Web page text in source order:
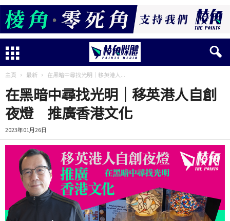
主頁 最新 在黑暗中尋找光明｜移英港人...
在黑暗中尋找光明｜移英港人自創
夜燈 推廣香港文化
2023年01月26日